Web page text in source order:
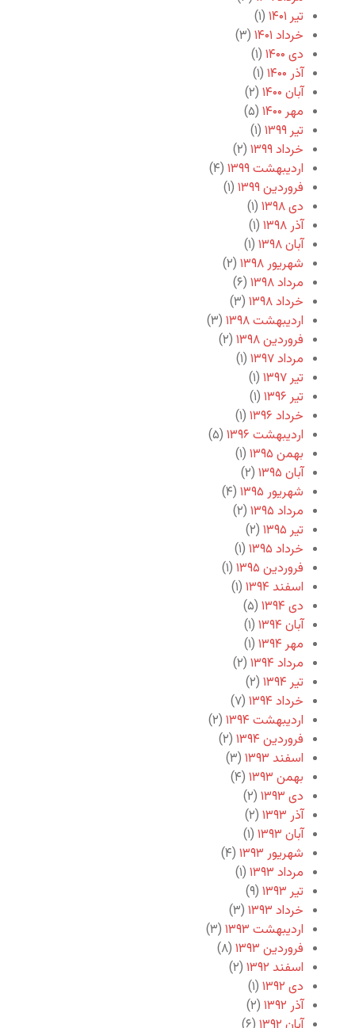
تیر ۱۴۰۱
(۱)
خرداد ۱۴۰۱
(۳)
دی ۱۴۰۰
(۱)
آذر ۱۴۰۰
(۱)
آبان ۱۴۰۰
(۲)
مهر ۱۴۰۰
(۵)
تیر ۱۳۹۹
(۱)
خرداد ۱۳۹۹
(۲)
اردیبهشت ۱۳۹۹
(۴)
فروردین ۱۳۹۹
(۱)
دی ۱۳۹۸
(۱)
آذر ۱۳۹۸
(۱)
آبان ۱۳۹۸
(۱)
شهریور ۱۳۹۸
(۲)
مرداد ۱۳۹۸
(۶)
خرداد ۱۳۹۸
(۳)
اردیبهشت ۱۳۹۸
(۳)
فروردین ۱۳۹۸
(۲)
مرداد ۱۳۹۷
(۱)
تیر ۱۳۹۷
(۱)
تیر ۱۳۹۶
(۱)
خرداد ۱۳۹۶
(۱)
اردیبهشت ۱۳۹۶
(۵)
بهمن ۱۳۹۵
(۱)
آبان ۱۳۹۵
(۲)
شهریور ۱۳۹۵
(۴)
مرداد ۱۳۹۵
(۲)
تیر ۱۳۹۵
(۲)
خرداد ۱۳۹۵
(۱)
فروردین ۱۳۹۵
(۱)
اسفند ۱۳۹۴
(۱)
دی ۱۳۹۴
(۵)
آبان ۱۳۹۴
(۱)
مهر ۱۳۹۴
(۱)
مرداد ۱۳۹۴
(۲)
تیر ۱۳۹۴
(۲)
خرداد ۱۳۹۴
(۷)
اردیبهشت ۱۳۹۴
(۲)
فروردین ۱۳۹۴
(۲)
اسفند ۱۳۹۳
(۳)
بهمن ۱۳۹۳
(۴)
دی ۱۳۹۳
(۲)
آذر ۱۳۹۳
(۲)
آبان ۱۳۹۳
(۱)
شهریور ۱۳۹۳
(۴)
مرداد ۱۳۹۳
(۱)
تیر ۱۳۹۳
(۹)
خرداد ۱۳۹۳
(۳)
اردیبهشت ۱۳۹۳
(۳)
فروردین ۱۳۹۳
(۸)
اسفند ۱۳۹۲
(۲)
دی ۱۳۹۲
(۱)
آذر ۱۳۹۲
(۲)